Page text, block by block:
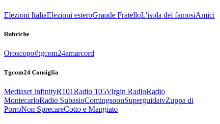
Elezioni ItaliaElezioni esteroGrande FratelloL'isola dei famosiAmici
Rubriche
Oroscopo#tgcom24amarcord
Tgcom24 Consiglia
Mediaset InfinityR101Radio 105Virgin RadioRadio
MontecarloRadio SubasioComingsoonSuperguidatvZuppa di
PorroNon SprecareCotto e Mangiato